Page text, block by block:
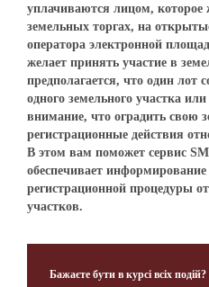
уплачиваются лицом, которое
земельных торгах, на
оператора электронной
желает принять участие в
предполагается, что один лот
одного земельного участка
внимание, что оградить свою
регистрационные действия
В этом вам поможет сервис
обеспечивает информирование
регистрационной процедуры
участков.
Бажаєте бути в курсі всіх подій?